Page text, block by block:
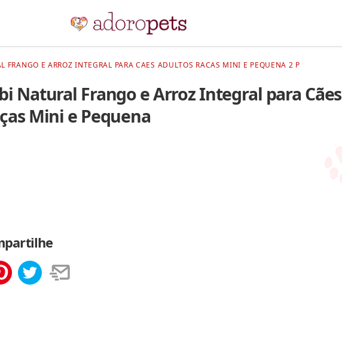
FRANGO E ARROZ INTEGRAL PARA CAES ADULTOS RACAS MINI E PEQUENA 2 P
Natural Frango e Arroz Integral para Cães
Mini e Pequena